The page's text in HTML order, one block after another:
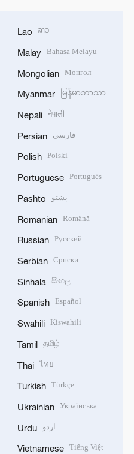
Lao ລາວ
Malay Bahasa Melayu
Mongolian Монгол
Myanmar မြန်မာဘာသာ
Nepali नेपाली
Persian فارسی
Polish Polski
Portuguese Português
Pashto پښتو
Romanian Română
Russian Русский
Serbian Српски
Sinhala සිංහල
Spanish Español
Swahili Kiswahili
Tamil தமிழ்
Thai ไทย
Turkish Türkçe
Ukrainian Українська
Urdu اردو
Vietnamese Tiếng Việt